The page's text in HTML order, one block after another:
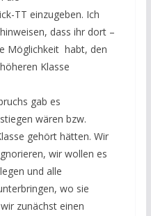
TT einzugeben. Ich
dass ihr dort –
Möglichkeit habt, den
Klasse
gab es
wären bzw.
gehört hätten. Wir
wir wollen es
und alle
wo sie
zunächst einen